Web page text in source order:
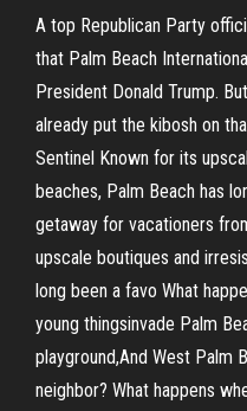
A top Republican Party
that Palm Beach
President Donald Trump.
already put the kibosh on
Sentinel Known for its
beaches, Palm Beach has
getaway for vacationers
upscale boutiques and
long been a favo What
young thingsinvade Palm
playground,And West Palm
neighbor? What happens